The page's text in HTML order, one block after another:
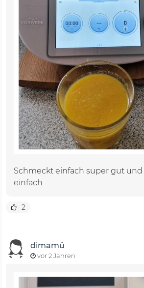
Schmeckt einfach super gut
einfach
2
dimamü
vor 2 Jahren